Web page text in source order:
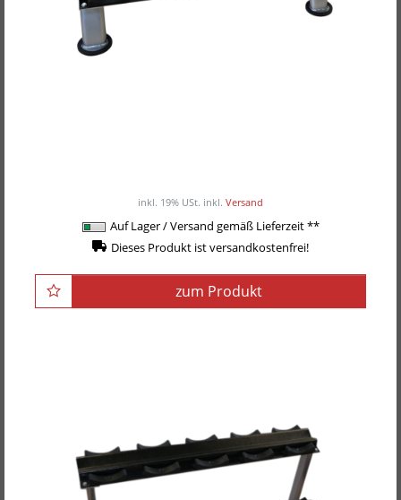
inkl. 19% USt. inkl. Versand
Auf Lager / Versand gemäß Lieferzeit **
Dieses Produkt ist versandkostenfrei!
zum Produkt